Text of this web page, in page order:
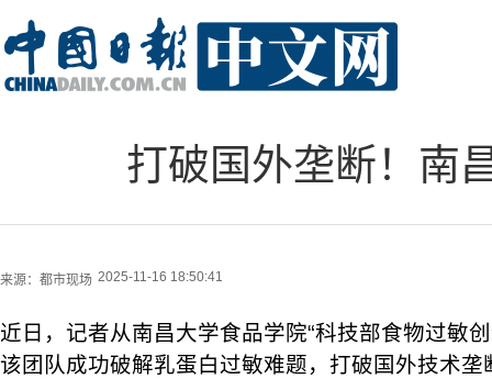
打破国外垄断！南
来源： 都市现场 2025-11-16 18:50:41
近日，记者从南昌大学食品学院“科技部食物过敏
该团队成功破解乳蛋白过敏难题，打破国外技术垄